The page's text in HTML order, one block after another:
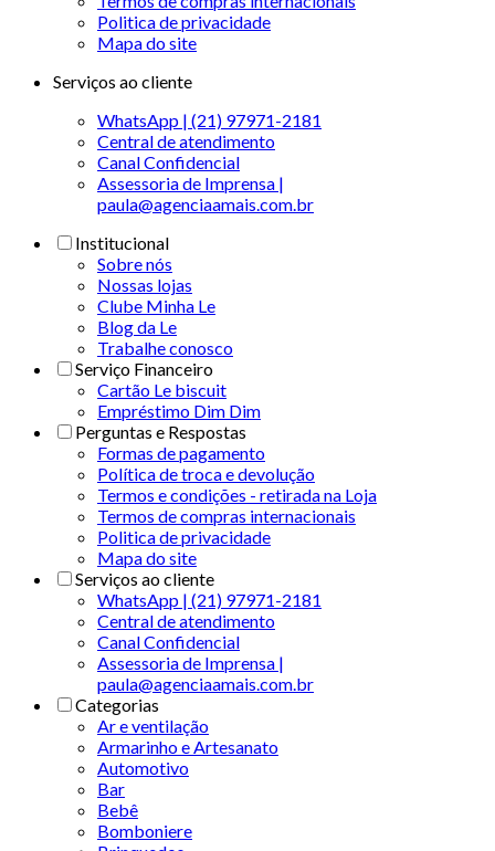
Politica de privacidade
Mapa do site
Serviços ao cliente
WhatsApp | (21) 97971-2181
Central de atendimento
Canal Confidencial
Assessoria de Imprensa |
paula@agenciaamais.com.br
Institucional
Sobre nós
Nossas lojas
Clube Minha Le
Blog da Le
Trabalhe conosco
Serviço Financeiro
Cartão Le biscuit
Empréstimo Dim Dim
Perguntas e Respostas
Formas de pagamento
Política de troca e devolução
Termos e condições - retirada na Loja
Termos de compras internacionais
Politica de privacidade
Mapa do site
Serviços ao cliente
WhatsApp | (21) 97971-2181
Central de atendimento
Canal Confidencial
Assessoria de Imprensa |
paula@agenciaamais.com.br
Categorias
Ar e ventilação
Armarinho e Artesanato
Automotivo
Bar
Bebê
Bomboniere